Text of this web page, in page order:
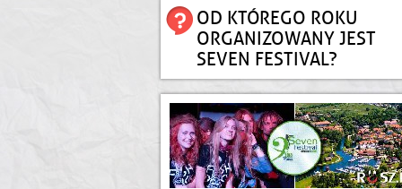
OD KTÓREGO ROKU
ORGANIZOWANY JEST
SEVEN FESTIVAL?